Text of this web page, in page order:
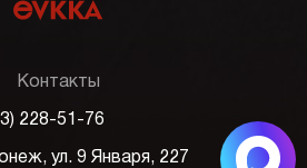
Контакты
228-51-76
ул. 9 Января, 227